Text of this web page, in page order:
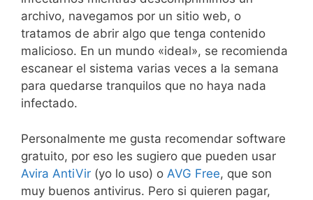
archivo, navegamos por un sitio web, o
tratamos de abrir algo que tenga contenido
malicioso. En un mundo «ideal», se recomienda
escanear el sistema varias veces a la semana
para quedarse tranquilos que no haya nada
infectado.
Personalmente me gusta recomendar software
gratuito, por eso les sugiero que pueden usar
Avira AntiVir (yo lo uso) o AVG Free, que son
muy buenos antivirus. Pero si quieren pagar,